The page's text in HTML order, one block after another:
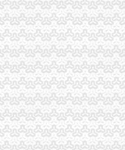
局
讯
鸯金楼（）
金在线_专题
》资料.doc
》.doc